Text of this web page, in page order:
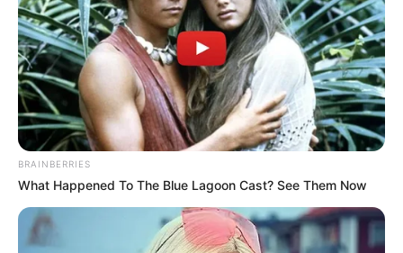
BRAINBERRIES
What Happened To The Blue Lagoon Cast? See Them Now